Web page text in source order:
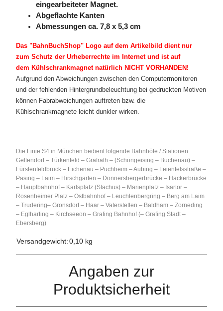
eingearbeiteter Magnet.
Abgeflachte Kanten
Abmessungen ca. 7,8 x 5,3 cm
Das "BahnBuchShop" Logo auf dem Artikelbild dient nur
zum Schutz der Urheberrechte im Internet und ist auf
dem Kühlschrankmagnet natürlich NICHT VORHANDEN!
Aufgrund den Abweichungen zwischen den Computermonitoren
und der fehlenden Hintergrundbeleuchtung bei gedruckten Motiven
können Fabrabweichungen auftreten bzw. die
Kühlschrankmagnete leicht dunkler wirken.
Die Linie S4 in München bedient folgende Bahnhöfe / Stationen:
Geltendorf – Türkenfeld – Grafrath – (Schöngeising – Buchenau) –
Fürstenfeldbruck – Eichenau – Puchheim – Aubing – Leienfelsstraße –
Pasing – Laim – Hirschgarten – Donnersbergerbrücke – Hackerbrücke
– Hauptbahnhof – Karlsplatz (Stachus) – Marienplatz – Isartor –
Rosenheimer Platz – Ostbahnhof – Leuchtenbergring – Berg am Laim
– Trudering– Gronsdorf – Haar – Vaterstetten – Baldham – Zorneding
– Eglharting – Kirchseeon – Grafing Bahnhof (– Grafing Stadt –
Ebersberg)
Versandgewicht:0,10 kg
Angaben zur
Produktsicherheit